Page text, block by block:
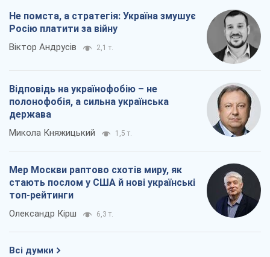
Не помста, а стратегія: Україна змушує
Росію платити за війну
Віктор Андрусів 2,1 т.
Відповідь на українофобію – не
полонофобія, а сильна українська
держава
Микола Княжицький 1,5 т.
Мер Москви раптово схотів миру, як
стають послом у США й нові українські
топ-рейтинги
Олександр Кірш 6,3 т.
Всі думки